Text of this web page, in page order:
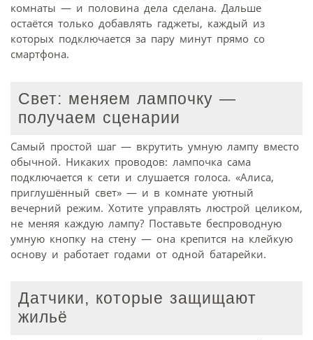
комнаты — и половина дела сделана. Дальше
остаётся только добавлять гаджеты, каждый из
которых подключается за пару минут прямо со
смартфона.
Свет: меняем лампочку —
получаем сценарии
Самый простой шаг — вкрутить умную лампу вместо
обычной. Никаких проводов: лампочка сама
подключается к сети и слушается голоса. «Алиса,
приглушённый свет» — и в комнате уютный
вечерний режим. Хотите управлять люстрой целиком,
не меняя каждую лампу? Поставьте беспроводную
умную кнопку на стену — она крепится на клейкую
основу и работает годами от одной батарейки.
Датчики, которые защищают
жильё